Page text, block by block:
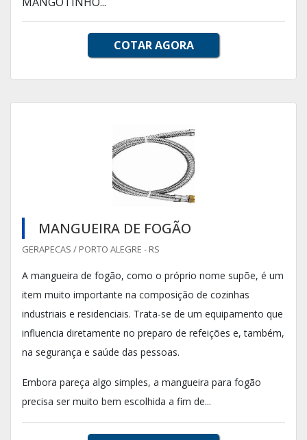
COTAR AGORA
MANGUEIRA DE FOGÃO
GERAPECAS / PORTO ALEGRE - RS
A mangueira de fogão, como o próprio nome supõe, é um
item muito importante na composição de cozinhas
industriais e residenciais. Trata-se de um equipamento que
influencia diretamente no preparo de refeições e, também,
na segurança e saúde das pessoas.
Embora pareça algo simples, a mangueira para fogão
precisa ser muito bem escolhida a fim de...